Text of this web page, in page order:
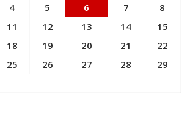
4 5 6 7
8
11 12 13 14
15
18 19 20 21
22
25 26 27 28
29